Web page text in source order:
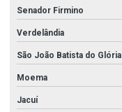
Senador Firmino
Verdelândia
São João Batista do Glória
Moema
Jacuí